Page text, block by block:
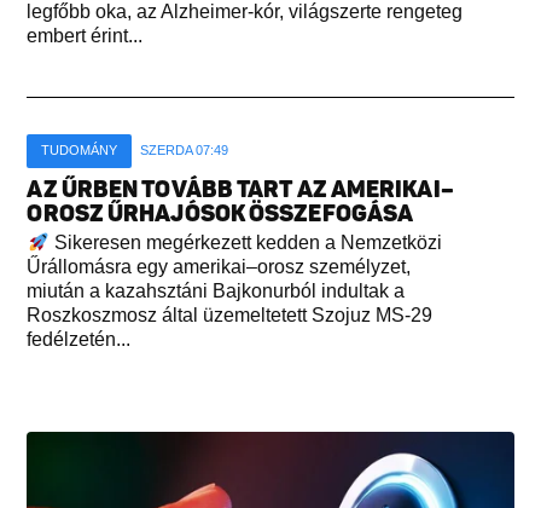
legfőbb oka, az Alzheimer-kór, világszerte rengeteg
embert érint...
TUDOMÁNY SZERDA 07:49
AZ ŰRBEN TOVÁBB TART AZ AMERIKAI–
OROSZ ŰRHAJÓSOK ÖSSZEFOGÁSA
Sikeresen megérkezett kedden a Nemzetközi
Űrállomásra egy amerikai–orosz személyzet,
miután a kazahsztáni Bajkonurból indultak a
Roszkoszmosz által üzemeltetett Szojuz MS-29
fedélzetén...